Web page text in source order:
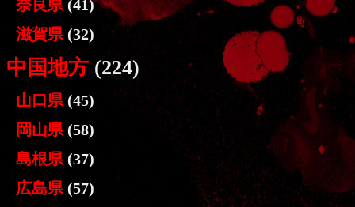
奈良県 (41)
滋賀県 (32)
中国地方 (224)
山口県 (45)
岡山県 (58)
島根県 (37)
広島県 (57)